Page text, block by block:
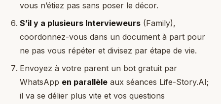
vous n’étiez pas sans poser le décor.
S’il y a plusieurs Intervieweurs (Family),
coordonnez-vous dans un document à part pour
ne pas vous répéter et divisez par étape de vie.
Envoyez à votre parent un bot gratuit par
WhatsApp en parallèle aux séances Life-Story.AI;
il va se délier plus vite et vos questions